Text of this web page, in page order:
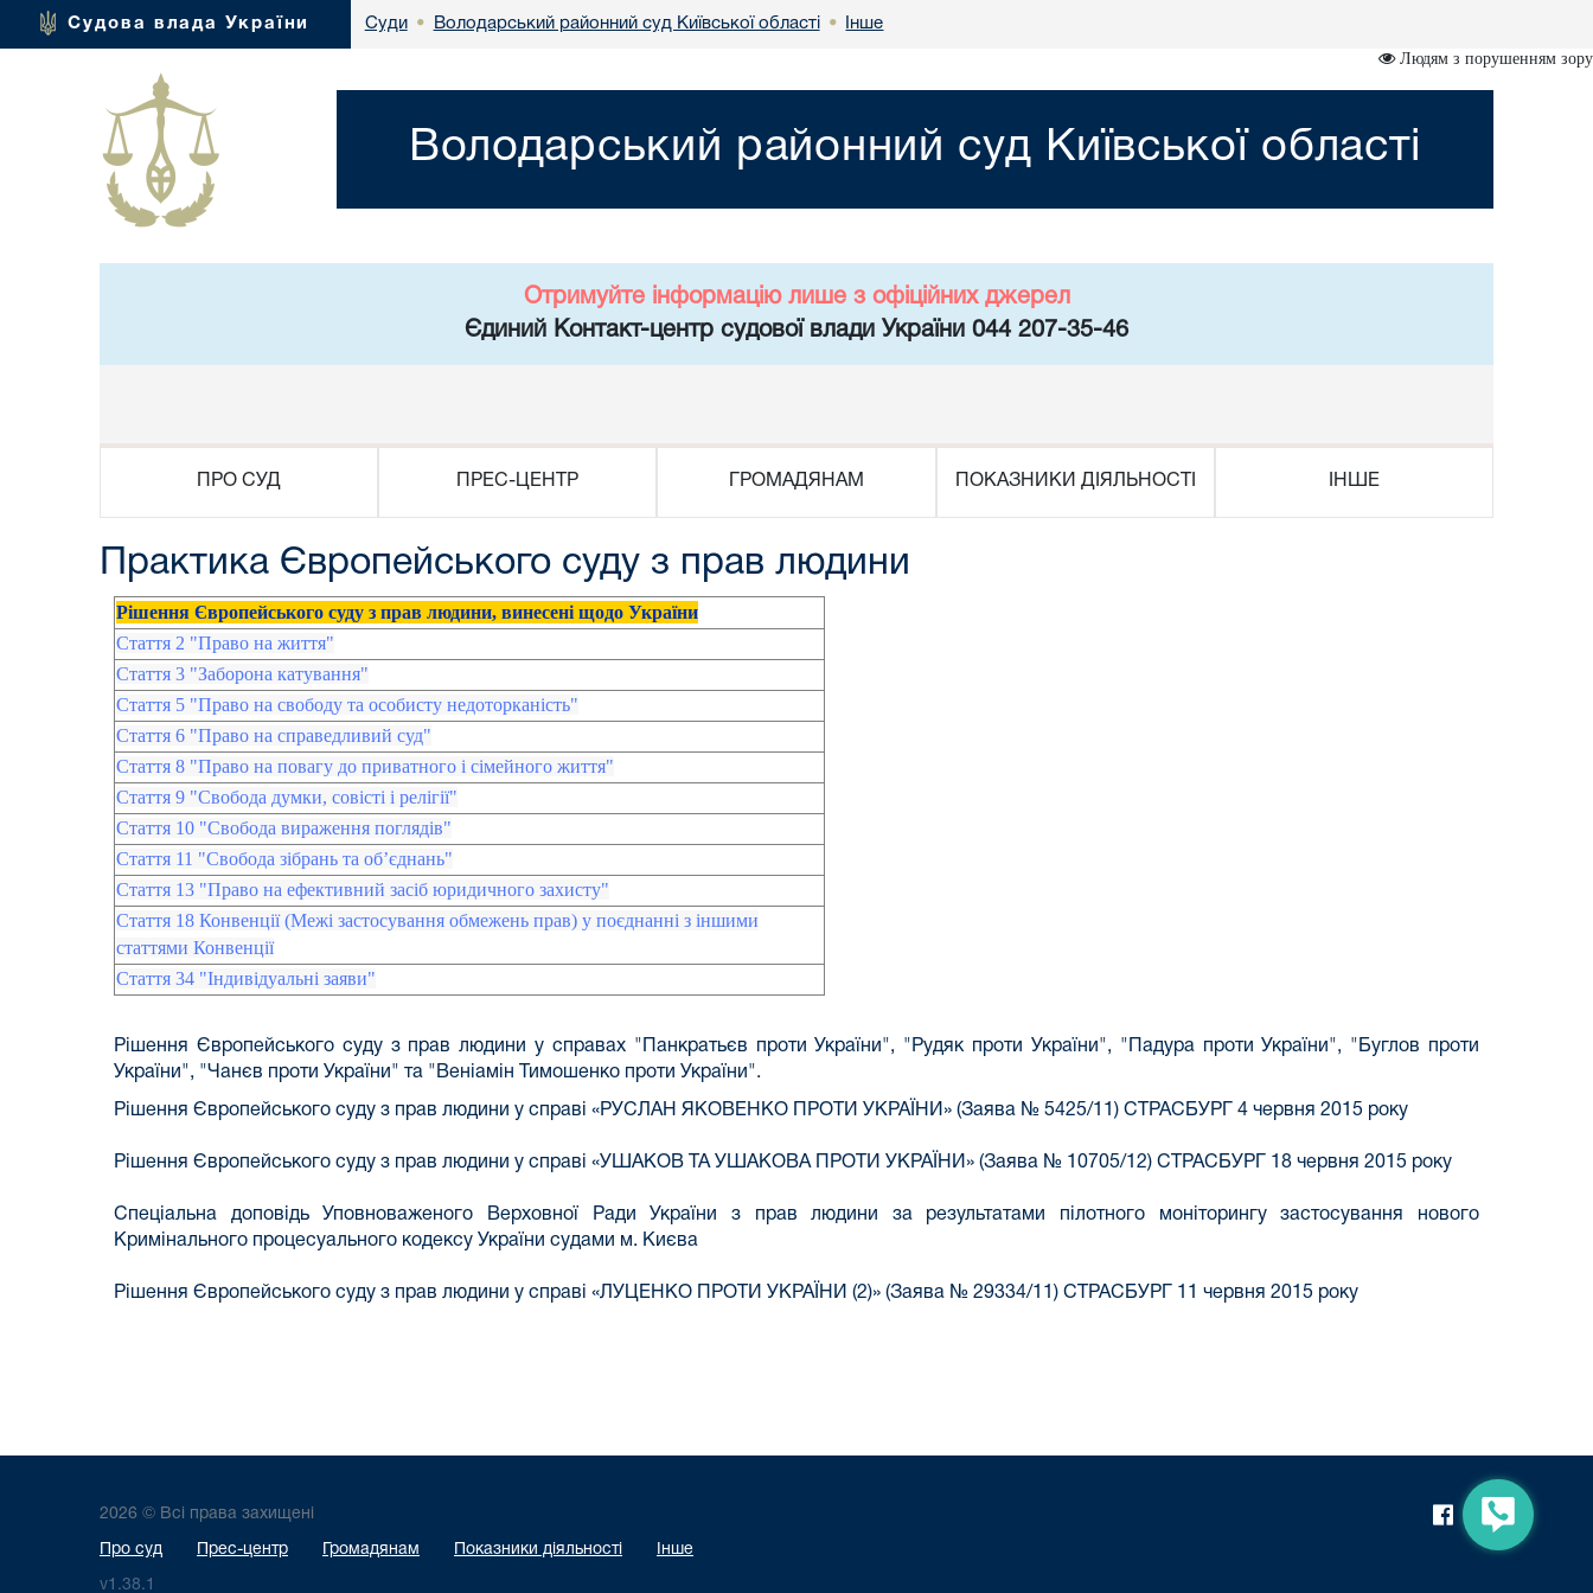
Судова влада України Суди • Володарський районний суд Київської області • Інше
Людям з порушенням зору
Володарський районний суд Київської області
Отримуйте інформацію лише з офіційних джерел
Єдиний Контакт-центр судової влади України 044 207-35-46
ПРО СУД ПРЕС-ЦЕНТР ГРОМАДЯНАМ ПОКАЗНИКИ ДІЯЛЬНОСТІ ІНШЕ
Практика Європейського суду з прав людини
Рішення Європейського суду з прав людини, винесені щодо України
Стаття 2 "Право на життя"
Стаття 3 "Заборона катування"
Стаття 5 "Право на свободу та особисту недоторканість"
Стаття 6 "Право на справедливий суд"
Стаття 8 "Право на повагу до приватного і сімейного життя"
Стаття 9 "Свобода думки, совісті і релігії"
Стаття 10 "Свобода вираження поглядів"
Стаття 11 "Свобода зібрань та об’єднань"
Стаття 13 "Право на ефективний засіб юридичного захисту"
Стаття 18 Конвенції (Межі застосування обмежень прав) у поєднанні з іншими
статтями Конвенції
Стаття 34 "Індивідуальні заяви"
Рішення Європейського суду з прав людини у справах "Панкратьєв проти України", "Рудяк проти України", "Падура проти України", "Буглов проти
України", "Чанєв проти України" та "Веніамін Тимошенко проти України".
Рішення Європейського суду з прав людини у справі «РУСЛАН ЯКОВЕНКО ПРОТИ УКРАЇНИ» (Заява № 5425/11) СТРАСБУРГ 4 червня 2015 року
Рішення Європейського суду з прав людини у справі «УШАКОВ ТА УШАКОВА ПРОТИ УКРАЇНИ» (Заява № 10705/12) СТРАСБУРГ 18 червня 2015 року
Спеціальна доповідь Уповноваженого Верховної Ради України з прав людини за
результатами пілотного моніторингу застосування нового
Кримінального процесуального кодексу України судами м. Києва
Рішення Європейського суду з прав людини у справі «ЛУЦЕНКО ПРОТИ УКРАЇНИ (2)» (Заява № 29334/11) СТРАСБУРГ 11 червня 2015 року
2026 © Всі права захищені
Про суд Прес-центр Громадянам Показники діяльності Інше
v1.38.1